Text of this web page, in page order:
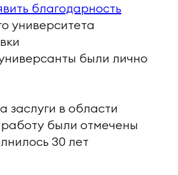
благодарность
университета
были лично
заслуги в области
были отмечены
30 лет